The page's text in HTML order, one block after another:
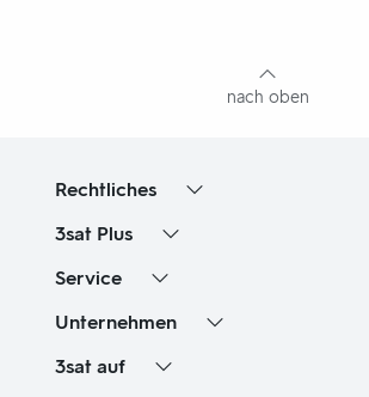
nach oben
Rechtliches
3sat Plus
Service
Unternehmen
3sat auf